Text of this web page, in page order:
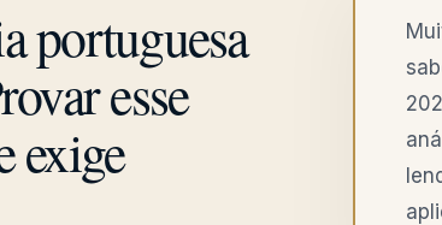
portuguesa
esse
exige